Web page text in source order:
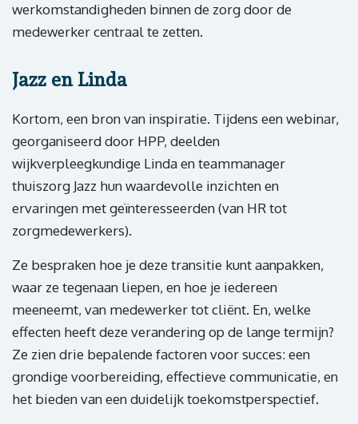
werkomstandigheden binnen de zorg door de
medewerker centraal te zetten.
Jazz en Linda
Kortom, een bron van inspiratie. Tijdens een webinar,
georganiseerd door HPP, deelden
wijkverpleegkundige Linda en teammanager
thuiszorg Jazz hun waardevolle inzichten en
ervaringen met geïnteresseerden (van HR tot
zorgmedewerkers).
Ze bespraken hoe je deze transitie kunt aanpakken,
waar ze tegenaan liepen, en hoe je iedereen
meeneemt, van medewerker tot cliënt. En, welke
effecten heeft deze verandering op de lange termijn?
Ze zien drie bepalende factoren voor succes: een
grondige voorbereiding, effectieve communicatie, en
het bieden van een duidelijk toekomstperspectief.